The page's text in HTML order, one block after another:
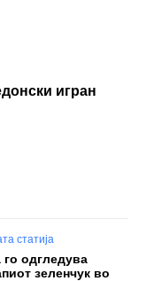
игран
статија
го одгледува
зеленчук во